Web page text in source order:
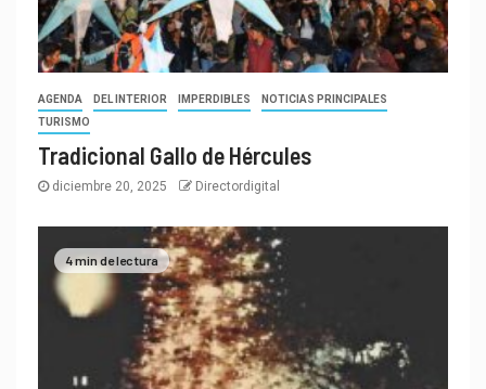
AGENDA DEL INTERIOR IMPERDIBLES
NOTICIAS PRINCIPALES
TURISMO
Tradicional Gallo de Hércules
diciembre 20, 2025 Directordigital
4 min de lectura